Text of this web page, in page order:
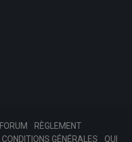
FORUM
RÈGLEMENT
CONDITIONS GÉNÉRALES QUI